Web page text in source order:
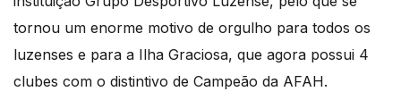
tornou um enorme motivo de orgulho para todos os
luzenses e para a Ilha Graciosa, que agora possui 4
clubes com o distintivo de Campeão da AFAH.